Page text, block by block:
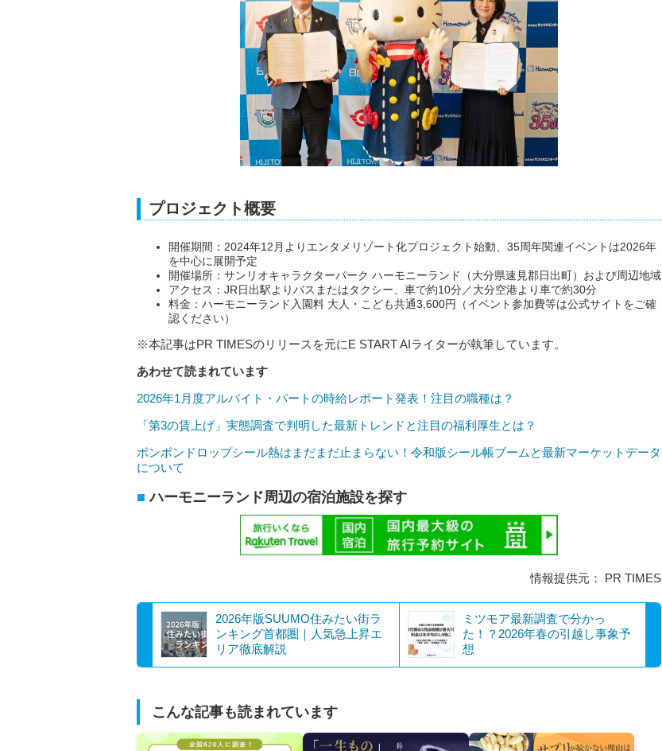
プロジェクト概要
開催期間：2024年12月よりエンタメリゾート化プロジェクト始動、35周年関連イベントは2026年
を中心に展開予定
開催場所：サンリオキャラクターパーク ハーモニーランド（大分県速見郡日出町）および周辺地域
アクセス：JR日出駅よりバスまたはタクシー、車で約10分／大分空港より車で約30分
料金：ハーモニーランド入園料 大人・こども共通3,600円（イベント参加費等は公式サイトをご確
認ください）
※本記事はPR TIMESのリリースを元にE START AIライターが執筆しています。
あわせて読まれています
2026年1月度アルバイト・パートの時給レポート発表！注目の職種は？
「第3の賃上げ」実態調査で判明した最新トレンドと注目の福利厚生とは？
ボンボンドロップシール熱はまだまだ止まらない！令和版シール帳ブームと最新マーケットデータ
について
ハーモニーランド周辺の宿泊施設を探す
情報提供元： PR TIMES
2026年版SUUMO住みたい街ラ
ンキング首都圏｜人気急上昇エ
リア徹底解説
ミツモア最新調査で分かっ
た！？2026年春の引越し事象予
想
こんな記事も読まれています